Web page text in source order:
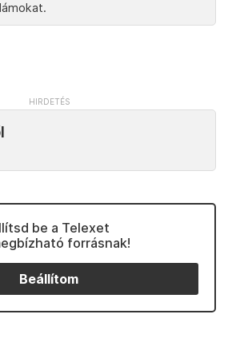
be a Telexet
forrásnak!
Beállítom